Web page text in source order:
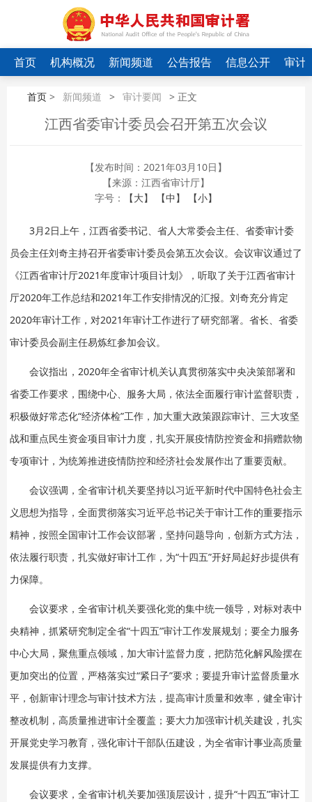
首页 机构概况 新闻频道 公告报告 信息公开 审计
首页 > 新闻频道 > 审计要闻 > 正文
江西省委审计委员会召开第五次会议
【发布时间：2021年03月10日】
【来源：江西省审计厅】
字号：
【大】 【中】 【小】
3月2日上午，江西省委书记、省人大常委会主任、省委审计委
员会主任刘奇主持召开省委审计委员会第五次会议。会议审议通过了
《江西省审计厅2021年度审计项目计划》，听取了关于江西省审计
厅2020年工作总结和2021年工作安排情况的汇报。刘奇充分肯定
2020年审计工作，对2021年审计工作进行了研究部署。省长、省委
审计委员会副主任易炼红参加会议。
会议指出，2020年全省审计机关认真贯彻落实中央决策部署和
省委工作要求，围绕中心、服务大局，依法全面履行审计监督职责，
积极做好常态化“经济体检”工作，加大重大政策跟踪审计、三大攻坚
战和重点民生资金项目审计力度，扎实开展疫情防控资金和捐赠款物
专项审计，为统筹推进疫情防控和经济社会发展作出了重要贡献。
会议强调，全省审计机关要坚持以习近平新时代中国特色社会主
义思想为指导，全面贯彻落实习近平总书记关于审计工作的重要指示
精神，按照全国审计工作会议部署，坚持问题导向，创新方式方法，
依法履行职责，扎实做好审计工作，为“十四五”开好局起好步提供有
力保障。
会议要求，全省审计机关要强化党的集中统一领导，对标对表中
央精神，抓紧研究制定全省“十四五”审计工作发展规划；要全力服务
中心大局，聚焦重点领域，加大审计监督力度，把防范化解风险摆在
更加突出的位置，严格落实过“紧日子”要求；要提升审计监督质量水
平，创新审计理念与审计技术方法，提高审计质量和效率，健全审计
整改机制，高质量推进审计全覆盖；要大力加强审计机关建设，扎实
开展党史学习教育，强化审计干部队伍建设，为全省审计事业高质量
发展提供有力支撑。
会议要求，全省审计机关要加强顶层设计，提升“十四五”审计工